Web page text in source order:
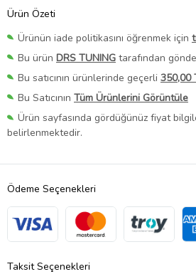
Ürün Özeti
Ürünün iade politikasını öğrenmek için
Bu ürün DRS TUNING tarafından
Bu satıcının ürünlerinde geçerli 350,00
Bu Satıcının Tüm Ürünlerini Görüntüle
Ürün sayfasında gördüğünüz fiyat
belirlenmektedir.
Ödeme Seçenekleri
Taksit Seçenekleri